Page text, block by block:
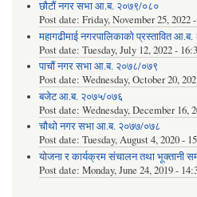
छौटौं नगर सभा आ.ब. २०७९/०८०
Post date: Friday, November 25, 2022
महागढीमाई नगरपालिकाको प्रस्तावित
Post date: Tuesday, July 12, 2022 -
पाचौं नगर सभा आ.ब. २०७८/०७९
Post date: Wednesday, October 20,
बजेट आ.ब. २०७५/०७६
Post date: Wednesday, December 16,
चौथो नगर सभा आ.ब. २०७७/०७८
Post date: Tuesday, August 4, 2020 -
योजना र कार्यक्रम संचालन तथा भूक्तानी
Post date: Monday, June 24, 2019 -